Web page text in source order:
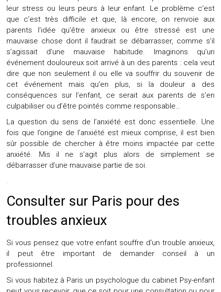
leur stress ou leurs peurs à leur enfant. Le problème c’est
que c’est très difficile et que, là encore, on renvoie aux
parents l’idée qu’être anxieux ou être stressé est une
mauvaise chose dont il faudrait se débarrasser, comme s’il
s’agissait d’une mauvaise habitude. Imaginons qu’un
événement douloureux soit arrivé à un des parents : cela veut
dire que non seulement il ou elle va souffrir du souvenir de
cet événement mais qu’en plus, si la douleur a des
conséquences sur l’enfant, ce serait aux parents de s’en
culpabiliser ou d’être pointés comme responsable…
La question du sens de l’anxiété est donc essentielle. Une
fois que l’origine de l’anxiété est mieux comprise, il est bien
sûr possible de chercher à être moins impactée par cette
anxiété. Mis il ne s’agit plus alors de simplement se
débarrasser d’une mauvaise partie de soi.
.
Consulter sur Paris pour des
troubles anxieux
Si vous pensez que votre enfant souffre d’un trouble anxieux,
il peut être important de demander conseil à un
professionnel.
Si vous habitez à Paris un psychologue du cabinet Psy-enfant